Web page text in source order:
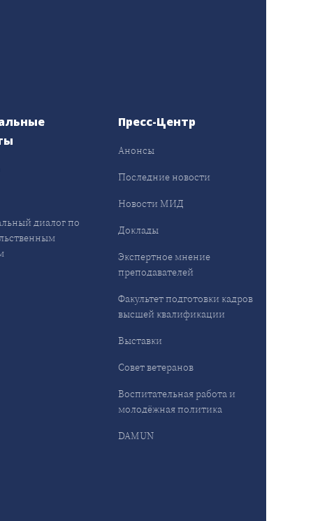
диалог по
Пресс-Центр
Анонсы
Последние новости
Новости МИД
Доклады
Экспертное мнение
преподавателей
Факультет подготовки кадров
высшей квалификации
Выставки
Совет ветеранов
Воспитательная работа и
молодёжная политика
DAMUN